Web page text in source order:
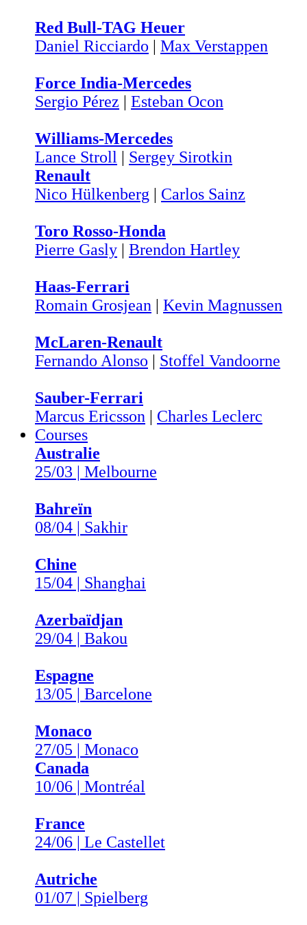
Red Bull-TAG Heuer
Daniel Ricciardo | Max Verstappen
Force India-Mercedes
Sergio Pérez | Esteban Ocon
Williams-Mercedes
Lance Stroll | Sergey Sirotkin
Renault
Nico Hülkenberg | Carlos Sainz
Toro Rosso-Honda
Pierre Gasly | Brendon Hartley
Haas-Ferrari
Romain Grosjean | Kevin Magnussen
McLaren-Renault
Fernando Alonso | Stoffel Vandoorne
Sauber-Ferrari
Marcus Ericsson | Charles Leclerc
Courses
Australie
25/03 | Melbourne
Bahreïn
08/04 | Sakhir
Chine
15/04 | Shanghai
Azerbaïdjan
29/04 | Bakou
Espagne
13/05 | Barcelone
Monaco
27/05 | Monaco
Canada
10/06 | Montréal
France
24/06 | Le Castellet
Autriche
01/07 | Spielberg